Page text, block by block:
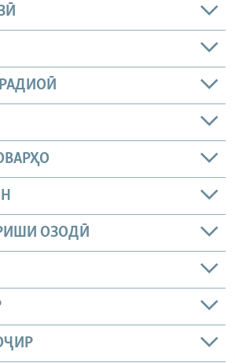
ОЗОДӢ